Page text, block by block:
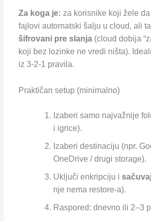
Za koga je: za korisnike koji žele
fajlovi automatski šalju u cloud, ali
šifrovani pre slanja(cloud dobija
koji bez lozinke ne vredi ništa).
iz 3-2-1 pravila.
Praktičan setup (minimalno)
Izaberi samo najvažnije
i igrice).
Izaberi destinaciju (npr.
OneDrive / drugi storage).
Uključi enkripciju i
nje nema restore-a).
Raspored: dnevno ili 2–3